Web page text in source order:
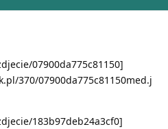
07900da775c81150]
370/07900da775c81150med.j
183b97deb24a3cf0]